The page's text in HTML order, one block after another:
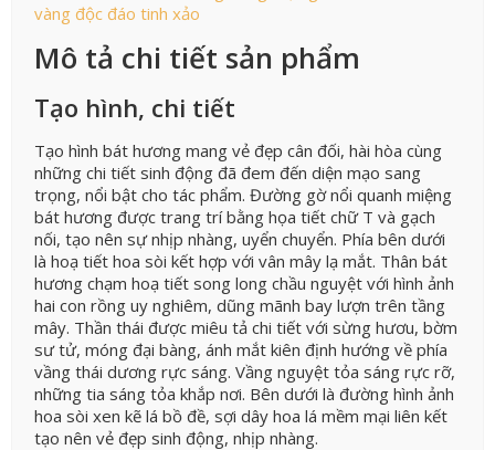
vàng độc đáo tinh xảo
Mô tả chi tiết sản phẩm
Tạo hình, chi tiết
Tạo hình bát hương mang vẻ đẹp cân đối, hài hòa cùng
những chi tiết sinh động đã đem đến diện mạo sang
trọng, nổi bật cho tác phẩm. Đường gờ nổi quanh miệng
bát hương được trang trí bằng họa tiết chữ T và gạch
nối, tạo nên sự nhịp nhàng, uyển chuyển. Phía bên dưới
là hoạ tiết hoa sòi kết hợp với vân mây lạ mắt. Thân bát
hương chạm hoạ tiết song long chầu nguyệt với hình ảnh
hai con rồng uy nghiêm, dũng mãnh bay lượn trên tầng
mây. Thần thái được miêu tả chi tiết với sừng hươu, bờm
sư tử, móng đại bàng, ánh mắt kiên định hướng về phía
vầng thái dương rực sáng. Vầng nguyệt tỏa sáng rực rỡ,
những tia sáng tỏa khắp nơi. Bên dưới là đường hình ảnh
hoa sòi xen kẽ lá bồ đề, sợi dây hoa lá mềm mại liên kết
tạo nên vẻ đẹp sinh động, nhịp nhàng.